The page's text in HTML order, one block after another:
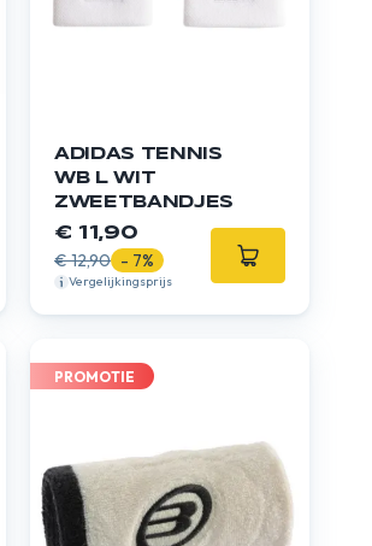
ADIDAS TENNIS
WB L WIT
ZWEETBANDJES
€ 11,90
€ 12,90 - 7%
Vergelijkingsprijs
PROMOTIE